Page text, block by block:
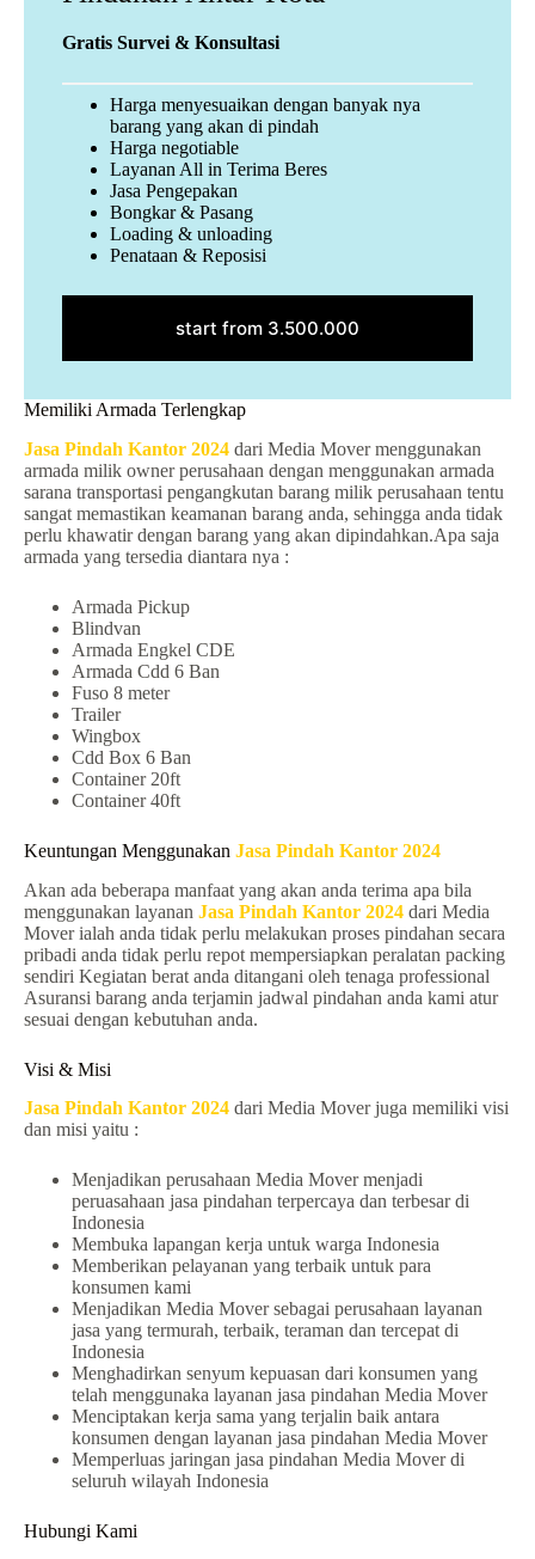
Gratis Survei & Konsultasi
Harga menyesuaikan dengan banyak nya
barang yang akan di pindah
Harga negotiable
Layanan All in Terima Beres
Jasa Pengepakan
Bongkar & Pasang
Loading & unloading
Penataan & Reposisi
start from 3.500.000
Memiliki Armada Terlengkap
Jasa Pindah Kantor 2024 dari Media Mover menggunakan
armada milik owner perusahaan dengan menggunakan armada
sarana transportasi pengangkutan barang milik perusahaan tentu
sangat memastikan keamanan barang anda, sehingga anda tidak
perlu khawatir dengan barang yang akan dipindahkan.Apa saja
armada yang tersedia diantara nya :
Armada Pickup
Blindvan
Armada Engkel CDE
Armada Cdd 6 Ban
Fuso 8 meter
Trailer
Wingbox
Cdd Box 6 Ban
Container 20ft
Container 40ft
Keuntungan Menggunakan Jasa Pindah Kantor 2024
Akan ada beberapa manfaat yang akan anda terima apa bila
menggunakan layanan Jasa Pindah Kantor 2024 dari Media
Mover ialah anda tidak perlu melakukan proses pindahan secara
pribadi anda tidak perlu repot mempersiapkan peralatan packing
sendiri Kegiatan berat anda ditangani oleh tenaga professional
Asuransi barang anda terjamin jadwal pindahan anda kami atur
sesuai dengan kebutuhan anda.
Visi & Misi
Jasa Pindah Kantor 2024 dari Media Mover juga memiliki visi
dan misi yaitu :
Menjadikan perusahaan Media Mover menjadi
peruasahaan jasa pindahan terpercaya dan terbesar di
Indonesia
Membuka lapangan kerja untuk warga Indonesia
Memberikan pelayanan yang terbaik untuk para
konsumen kami
Menjadikan Media Mover sebagai perusahaan layanan
jasa yang termurah, terbaik, teraman dan tercepat di
Indonesia
Menghadirkan senyum kepuasan dari konsumen yang
telah menggunaka layanan jasa pindahan Media Mover
Menciptakan kerja sama yang terjalin baik antara
konsumen dengan layanan jasa pindahan Media Mover
Memperluas jaringan jasa pindahan Media Mover di
seluruh wilayah Indonesia
Hubungi Kami